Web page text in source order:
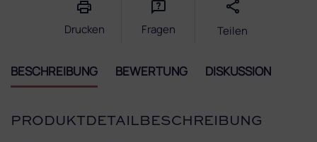
Drucken Fragen Teilen
BESCHREIBUNG BEWERTUNG DISKUSSION
PRODUKTDETAILBESCHREIBUNG